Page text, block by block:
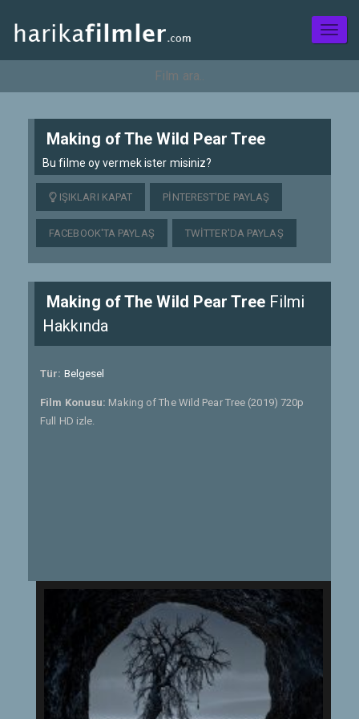
Making of The Wild Pear Tree
Bu filme oy vermek ister misiniz?
IŞIKLARI KAPAT PINTEREST'DE PAYLAŞ
FACEBOOK'TA PAYLAŞ TWITTER'DA PAYLAŞ
Making of The Wild Pear TreeFilmi
Hakkında
Tür: Belgesel
Film Konusu: Making of The Wild Pear Tree (2019) 720p
Full HD izle.